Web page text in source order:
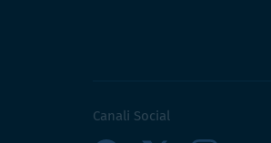
Canali Social